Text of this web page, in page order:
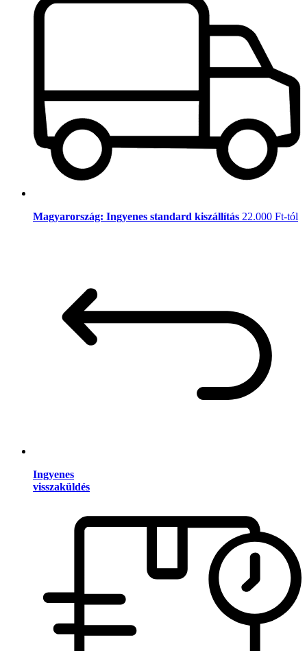
Magyarország: Ingyenes standard kiszállítás 22.000 Ft-tól
Ingyenes
visszaküldés